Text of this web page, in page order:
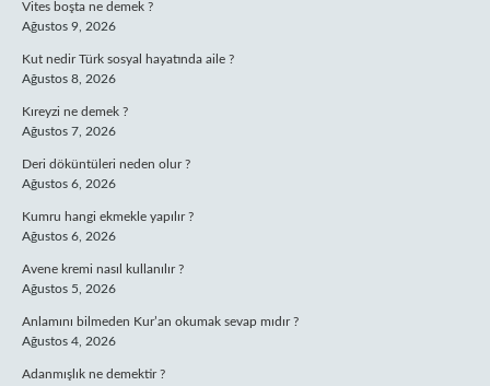
Vites boşta ne demek ?
Ağustos 9, 2026
Kut nedir Türk sosyal hayatında aile ?
Ağustos 8, 2026
Kıreyzi ne demek ?
Ağustos 7, 2026
Deri döküntüleri neden olur ?
Ağustos 6, 2026
Kumru hangi ekmekle yapılır ?
Ağustos 6, 2026
Avene kremi nasıl kullanılır ?
Ağustos 5, 2026
Anlamını bilmeden Kur’an okumak sevap mıdır ?
Ağustos 4, 2026
Adanmışlık ne demektir ?